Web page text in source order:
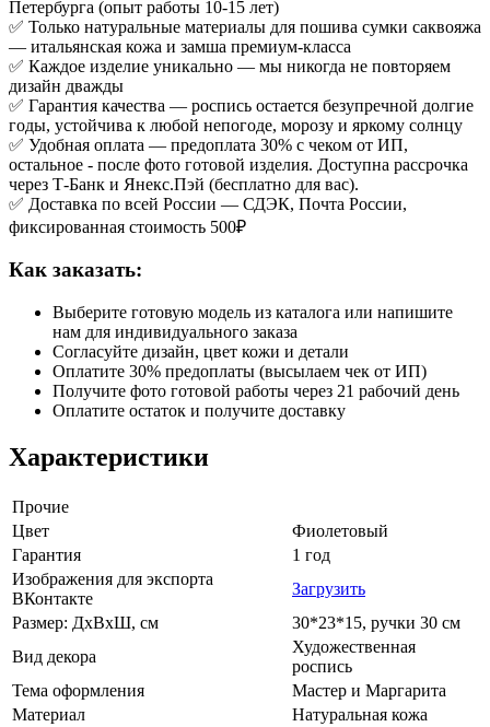
Петербурга (опыт работы 10-15 лет)
✅ Только натуральные материалы для пошива сумки саквояжа
— итальянская кожа и замша премиум-класса
✅ Каждое изделие уникально — мы никогда не повторяем
дизайн дважды
✅ Гарантия качества — роспись остается безупречной долгие
годы, устойчива к любой непогоде, морозу и яркому солнцу
✅ Удобная оплата — предоплата 30% с чеком от ИП,
остальное - после фото готовой изделия. Доступна рассрочка
через Т-Банк и Янекс.Пэй (бесплатно для вас).
✅ Доставка по всей России — СДЭК, Почта России,
фиксированная стоимость 500₽
Как заказать:
Выберите готовую модель из каталога или напишите
нам для индивидуального заказа
Согласуйте дизайн, цвет кожи и детали
Оплатите 30% предоплаты (высылаем чек от ИП)
Получите фото готовой работы через 21 рабочий день
Оплатите остаток и получите доставку
Характеристики
Прочие
Цвет
Фиолетовый
Гарантия
1 год
Изображения для экспорта
ВКонтакте
Загрузить
Размер: ДхВхШ, см
30*23*15, ручки 30 см
Вид декора
Художественная
роспись
Тема оформления
Мастер и Маргарита
Материал
Натуральная кожа